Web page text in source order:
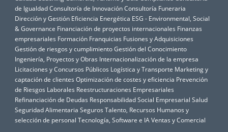
de IgualdadConsultoría de InnovaciónConsultoría Funeraria
Dirección y Gestión Eficiencia Energética ESG - Environmental, Social
& Governance Financiación de proyectos internacionales Finanzas
empresariales Formación Franquicias Fusiones y Adquisiciones
Gestión de riesgos y cumplimientoGestión del Conocimiento
Ingeniería, Proyectos y Obras Internacionalización de la empresa
Licitaciones y Concursos Públicos Logística y Transporte Marketing y
captación de clientes Optimización de costes y eficiencia Prevención
de Riesgos Laborales Reestructuraciones Empresariales
Refinanciación de Deudas Responsabilidad Social Empresarial Salud
Seguridad Alimentaria Seguros Talento, Recursos Humanos y
selección de personal Tecnología, Software e IA Ventas y Comercial